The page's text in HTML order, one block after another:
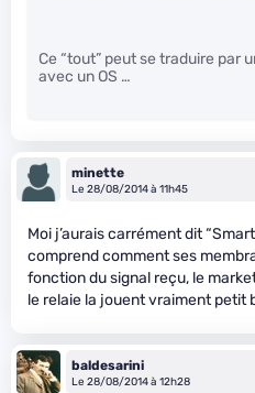
Ce “tout” peut se traduire par
avec un OS …
minette
Le 28/08/2014 à 11h45
Moi j’aurais carrément dit
comprend comment ses
fonction du signal reçu, le
le relaie la jouent vraiment petit
baldesarini
Le 28/08/2014 à 12h28